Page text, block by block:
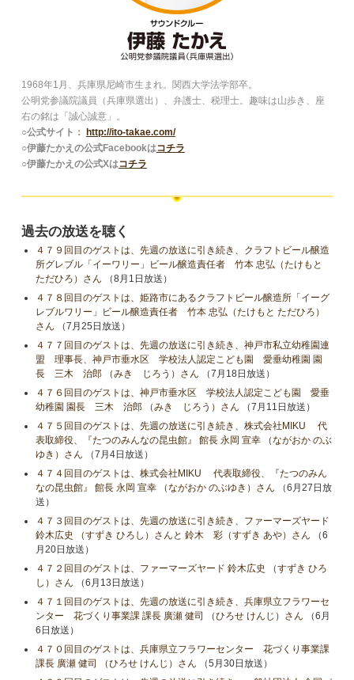
1968年1月、兵庫県尼崎市生まれ。関西大学法学部卒。
公明党参議院議員（兵庫県選出）、弁護士、税理士。趣味は山歩き、座
右の銘は「誠心誠意」。
○公式サイト：
http://ito-takae.com/
○伊藤たかえの公式Facebookはコチラ
○伊藤たかえの公式Xはコチラ
過去の放送を聴く
４７９回目のゲストは、先週の放送に引き続き、クラフトビール醸造
所グレブル「イーワリー」ビール醸造責任者 竹本 忠弘（たけもと
ただひろ）さん （8月1日放送）
４７８回目のゲストは、姫路市にあるクラフトビール醸造所「イーグ
レブルワリー」ビール醸造責任者 竹本 忠弘（たけもと ただひろ）
さん （7月25日放送）
４７７回目のゲストは、先週の放送に引き続き、神戸市私立幼稚園連
盟 理事長、神戸市垂水区 学校法人認定こども園 愛垂幼稚園 園
長 三木 治郎 （みき じろう）さん （7月18日放送）
４７６回目のゲストは、神戸市垂水区 学校法人認定こども園 愛垂
幼稚園 園長 三木 治郎 （みき じろう）さん （7月11日放送）
４７５回目のゲストは、先週の放送に引き続き、株式会社MIKU 代
表取締役、『たつのみんなの昆虫館』 館長 永岡 宣幸 （ながおか のぶ
ゆき）さん （7月4日放送）
４７４回目のゲストは、株式会社MIKU 代表取締役、『たつのみん
なの昆虫館』 館長 永岡 宣幸 （ながおか のぶゆき）さん （6月27日放
送）
４７３回目のゲストは、先週の放送に引き続き、ファーマーズヤード
鈴木広史 （すずき ひろし）さんと 鈴木 彩（すずき あや）さん （6
月20日放送）
４７２回目のゲストは、ファーマーズヤード 鈴木広史 （すずき ひろ
し）さん （6月13日放送）
４７１回目のゲストは、先週の放送に引き続き、兵庫県立フラワーセ
ンター 花づくり事業課 課長 廣瀬 健司 （ひろせ けんじ）さん （6月
6日放送）
４７０回目のゲストは、兵庫県立フラワーセンター 花づくり事業課
課長 廣瀬 健司 （ひろせ けんじ）さん （5月30日放送）